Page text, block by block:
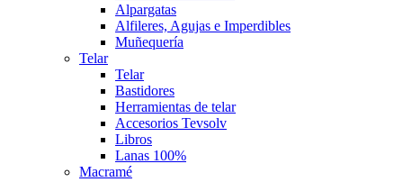
Alpargatas
Alfileres, Agujas e Imperdibles
Muñequería
Telar
Telar
Bastidores
Herramientas de telar
Accesorios Tevsolv
Libros
Lanas 100%
Macramé